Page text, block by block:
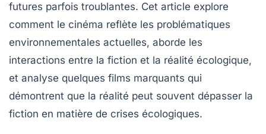
futures parfois troublantes. Cet article explore
comment le cinéma reflète les problématiques
environnementales actuelles, aborde les
interactions entre la fiction et la réalité écologique,
et analyse quelques films marquants qui
démontrent que la réalité peut souvent dépasser la
fiction en matière de crises écologiques.